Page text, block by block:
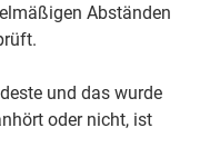
Abständen
und das wurde
oder nicht, ist